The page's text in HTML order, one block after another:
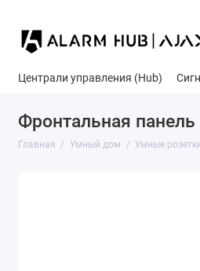
Централи управления (Hub)
Фронтальная
Главная Умный дом Умные